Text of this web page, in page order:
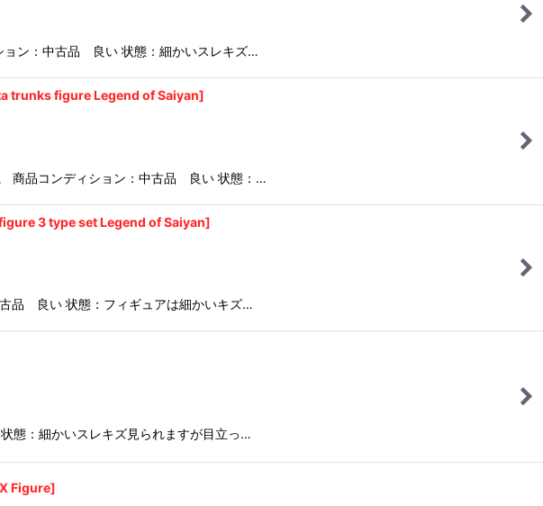
ン：中古品 良い 状態：細かいスレキズ…
trunks figure Legend of Saiyan]
商品コンディション：中古品 良い 状態：…
3 type set Legend of Saiyan]
品 良い 状態：フィギュアは細かいキズ…
態：細かいスレキズ見られますが目立っ…
Figure]